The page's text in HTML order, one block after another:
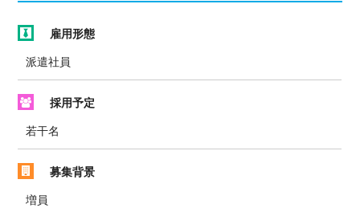
雇用形態
派遣社員
採用予定
若干名
募集背景
増員